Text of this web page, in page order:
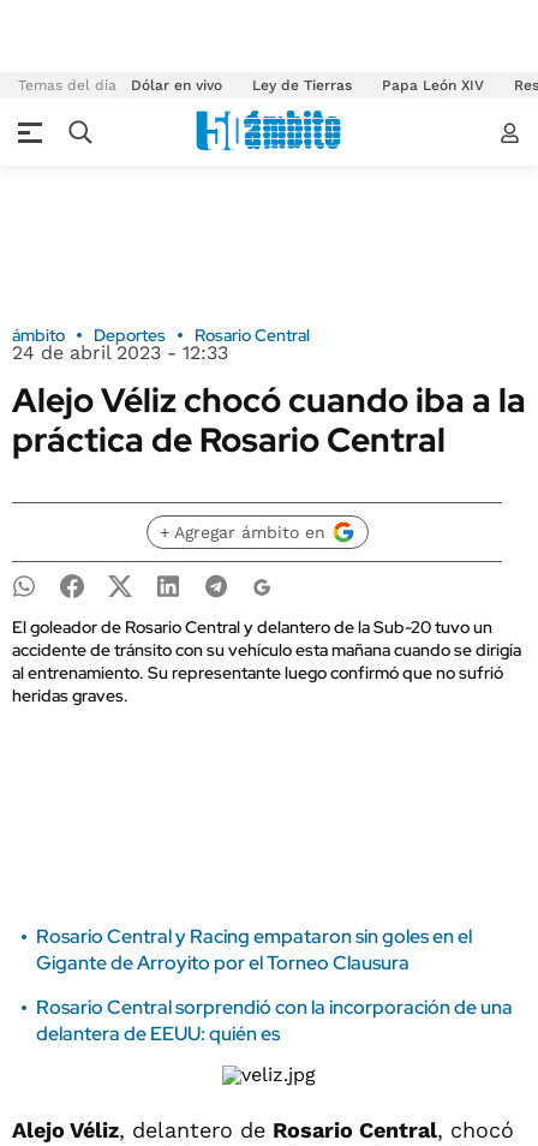
Temas del día Dólar en vivo Ley de Tierras Papa León XIV
ámbito Deportes Rosario Central
24 de abril 2023 - 12:33
Alejo Véliz chocó cuando iba a la
práctica de Rosario Central
+ Agregar ámbito en
El goleador de Rosario Central y delantero de la Sub-20 tuvo un
accidente de tránsito con su vehículo esta mañana cuando se dirigía
al entrenamiento. Su representante luego confirmó que no sufrió
heridas graves.
Rosario Central y Racing empataron sin goles en el
Gigante de Arroyito por el Torneo Clausura
Rosario Central sorprendió con la incorporación de una
delantera de EEUU: quién es
Alejo Véliz, delantero de Rosario Central, chocó